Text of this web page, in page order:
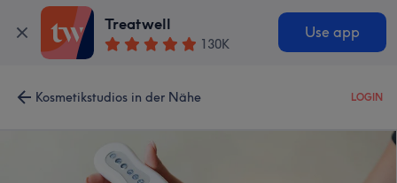
Treatwell
130K
Use app
Kosmetikstudios in der Nähe LOGIN